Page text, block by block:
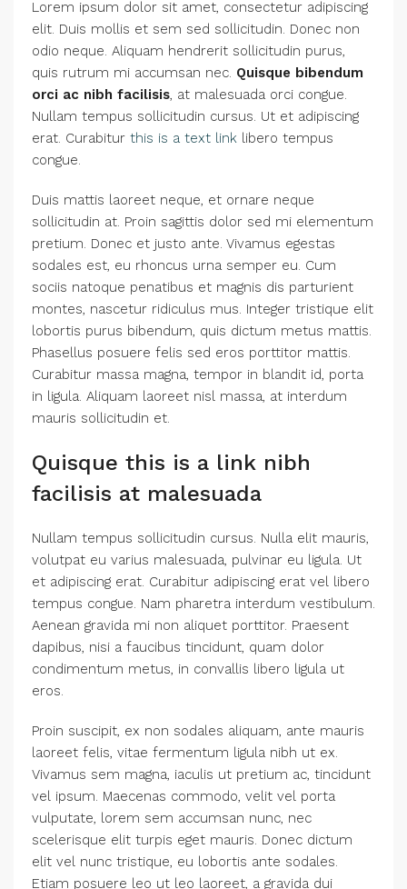
Lorem ipsum dolor sit amet, consectetur adipiscing
elit. Duis mollis et sem sed sollicitudin. Donec non
odio neque. Aliquam hendrerit sollicitudin purus,
quis rutrum mi accumsan nec. Quisque bibendum
orci ac nibh facilisis , at malesuada orci congue.
Nullam tempus sollicitudin cursus. Ut et adipiscing
erat. Curabitur this is a text link libero tempus
congue.
Duis mattis laoreet neque, et ornare neque
sollicitudin at. Proin sagittis dolor sed mi elementum
pretium. Donec et justo ante. Vivamus egestas
sodales est, eu rhoncus urna semper eu. Cum
sociis natoque penatibus et magnis dis parturient
montes, nascetur ridiculus mus. Integer tristique elit
lobortis purus bibendum, quis dictum metus mattis.
Phasellus posuere felis sed eros porttitor mattis.
Curabitur massa magna, tempor in blandit id, porta
in ligula. Aliquam laoreet nisl massa, at interdum
mauris sollicitudin et.
Quisque this is a link nibh
facilisis at malesuada
Nullam tempus sollicitudin cursus. Nulla elit mauris,
volutpat eu varius malesuada, pulvinar eu ligula. Ut
et adipiscing erat. Curabitur adipiscing erat vel libero
tempus congue. Nam pharetra interdum vestibulum.
Aenean gravida mi non aliquet porttitor. Praesent
dapibus, nisi a faucibus tincidunt, quam dolor
condimentum metus, in convallis libero ligula ut
eros.
Proin suscipit, ex non sodales aliquam, ante mauris
laoreet felis, vitae fermentum ligula nibh ut ex.
Vivamus sem magna, iaculis ut pretium ac, tincidunt
vel ipsum. Maecenas commodo, velit vel porta
vulputate, lorem sem accumsan nunc, nec
scelerisque elit turpis eget mauris. Donec dictum
elit vel nunc tristique, eu lobortis ante sodales.
Etiam posuere leo ut leo laoreet, a gravida dui